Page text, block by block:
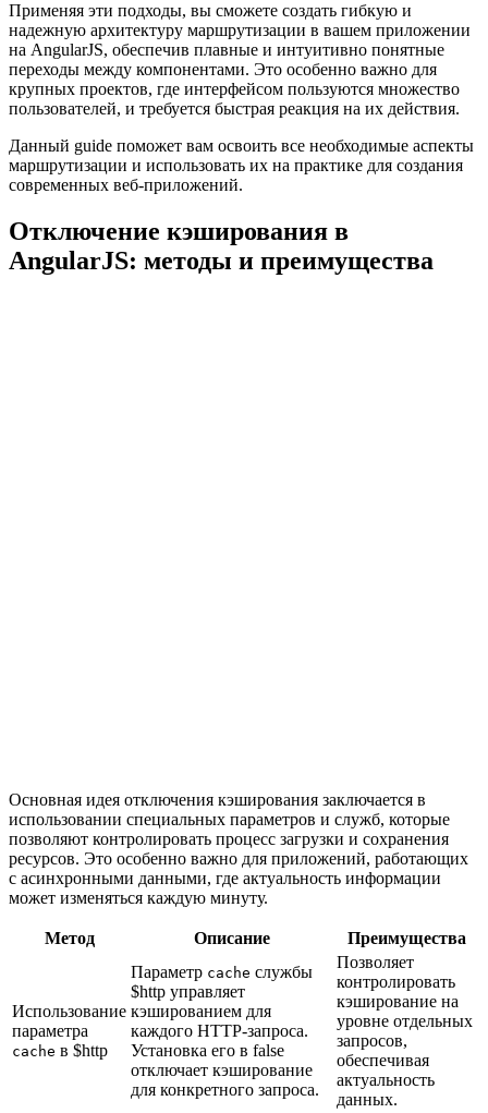
Применяя эти подходы, вы сможете создать гибкую и
надежную архитектуру маршрутизации в вашем приложении
на AngularJS, обеспечив плавные и интуитивно понятные
переходы между компонентами. Это особенно важно для
крупных проектов, где интерфейсом пользуются множество
пользователей, и требуется быстрая реакция на их действия.
Данный guide поможет вам освоить все необходимые аспекты
маршрутизации и использовать их на практике для создания
современных веб-приложений.
Отключение кэширования в
AngularJS: методы и преимущества
Основная идея отключения кэширования заключается в
использовании специальных параметров и служб, которые
позволяют контролировать процесс загрузки и сохранения
ресурсов. Это особенно важно для приложений, работающих
с асинхронными данными, где актуальность информации
может изменяться каждую минуту.
Метод Описание Преимущества
Использование
параметра
cache в $http
Параметр cache службы
$http управляет
кэшированием для
каждого HTTP-запроса.
Установка его в false
отключает кэширование
для конкретного запроса.
Позволяет
контролировать
кэширование на
уровне отдельных
запросов,
обеспечивая
актуальность
данных.